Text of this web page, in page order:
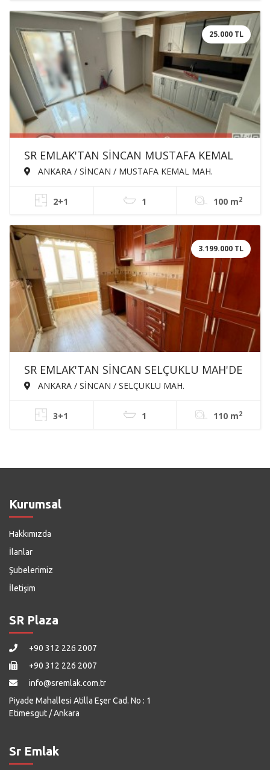
25.000 TL
SR EMLAK'TAN SİNCAN MUSTAFA KEMAL
MAH'DE 2+1 100m² ASANSÖRLÜ ÖN CEPHE
ANKARA / SİNCAN / MUSTAFA KEMAL MAH.
2+1 1 100 m2
3.199.000 TL
SR EMLAK'TAN SİNCAN SELÇUKLU MAH'DE
3+1 110m² KATTA ÖN CEPHE BAĞIMSIZ
ANKARA / SİNCAN / SELÇUKLU MAH.
3+1 1 110 m2
Kurumsal
Hakkımızda
İlanlar
Şubelerimiz
İletişim
SR Plaza
+90 312 226 2007
+90 312 226 2007
info@sremlak.com.tr
Piyade Mahallesi Atilla Eşer Cad. No : 1
Etimesgut / Ankara
Sr Emlak